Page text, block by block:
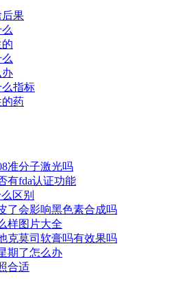
果
办
指标
药
准分子激光吗
有fda认证功能
区别
了会影响黑色素合成吗
样图片大全
克莫司软膏吗有效果吗
期了怎么办
合适